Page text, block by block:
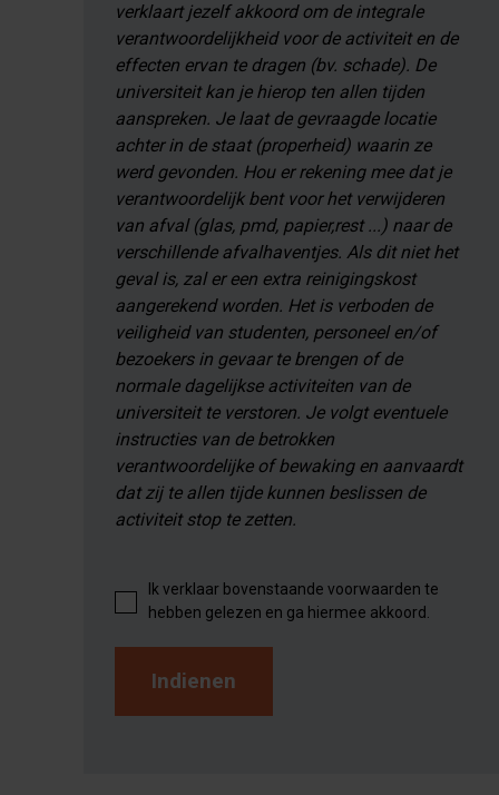
verklaart jezelf akkoord om de integrale
verantwoordelijkheid voor de activiteit en de
effecten ervan te dragen (bv. schade). De
universiteit kan je hierop ten allen tijden
aanspreken. Je laat de gevraagde locatie
achter in de staat (properheid) waarin ze
werd gevonden. Hou er rekening mee dat je
verantwoordelijk bent voor het verwijderen
van afval (glas, pmd, papier,rest ...) naar de
verschillende afvalhaventjes. Als dit niet het
geval is, zal er een extra reinigingskost
aangerekend worden. Het is verboden de
veiligheid van studenten, personeel en/of
bezoekers in gevaar te brengen of de
normale dagelijkse activiteiten van de
universiteit te verstoren. Je volgt eventuele
instructies van de betrokken
verantwoordelijke of bewaking en aanvaardt
dat zij te allen tijde kunnen beslissen de
activiteit stop te zetten.
Ik verklaar bovenstaande voorwaarden te
hebben gelezen en ga hiermee akkoord.